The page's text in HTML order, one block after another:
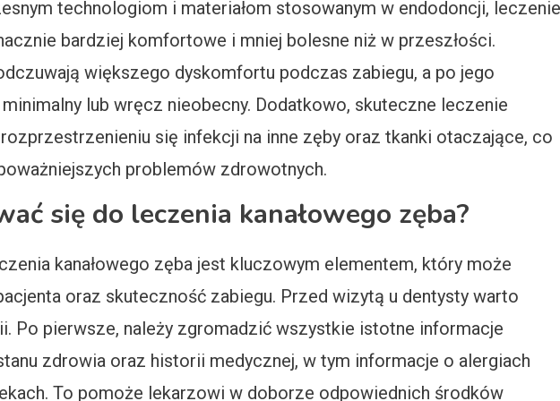
technologiom i materiałom stosowanym w endodoncji, leczenie
bardziej komfortowe i mniej bolesne niż w przeszłości.
większego dyskomfortu podczas zabiegu, a po jego
lub wręcz nieobecny. Dodatkowo, skuteczne leczenie
rozprzestrzenieniu się infekcji na inne zęby oraz tkanki otaczające, co
problemów zdrowotnych.
się do leczenia kanałowego zęba?
kanałowego zęba jest kluczowym elementem, który może
oraz skuteczność zabiegu. Przed wizytą u dentysty warto
Po pierwsze, należy zgromadzić wszystkie istotne informacje
zdrowia oraz historii medycznej, w tym informacje o alergiach
To pomoże lekarzowi w doborze odpowiednich środków